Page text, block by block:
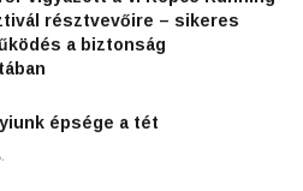
résztvevőire – sikeres
a biztonság
épsége a tét